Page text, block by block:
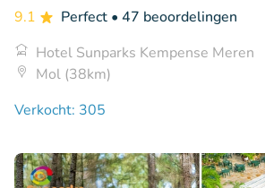
9.1 Perfect • 47 beoordelingen
Hotel Sunparks Kempense Meren
Mol (38km)
Verkocht: 305